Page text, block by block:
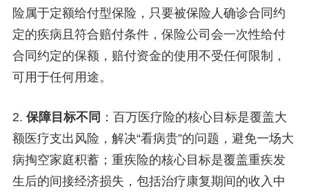
险属于定额给付型保险，只要被保险人确诊合同约
定的疾病且符合赔付条件，保险公司会一次性给付
合同约定的保额，赔付资金的使用不受任何限制，
可用于任何用途。
2. 保障目标不同 ：百万医疗险的核心目标是覆盖大
额医疗支出风险，解决“看病贵”的问题，避免一场大
病掏空家庭积蓄；重疾险的核心目标是覆盖重疾发
生后的间接经济损失，包括治疗康复期间的收入中